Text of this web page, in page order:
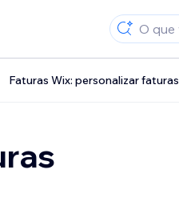
Faturas Wix: personalizar faturas